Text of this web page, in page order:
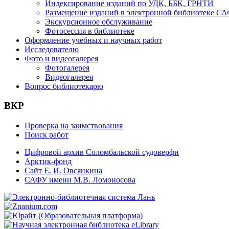
Индексирование изданий по УДК, ББК, ГРНТИ
Размещение изданий в электронной библиотеке
Экскурсионное обслуживание
Фотосессия в библиотеке
Оформление учебных и научных работ
Исследователю
Фото и видеогалерея
Фотогалерея
Видеогалерея
Вопрос библиотекарю
ВКР
Проверка на заимствования
Поиск работ
Цифровой архив Соломбальской судоверфи
Арктик-фонд
Сайт Е. И. Овсянкина
САФУ имени М.В. Ломоносова